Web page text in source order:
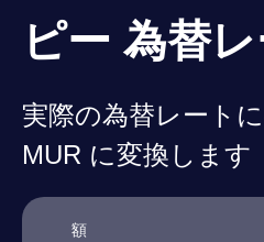
ピー 為替レ
実際の為替レート
MUR に変換します
額